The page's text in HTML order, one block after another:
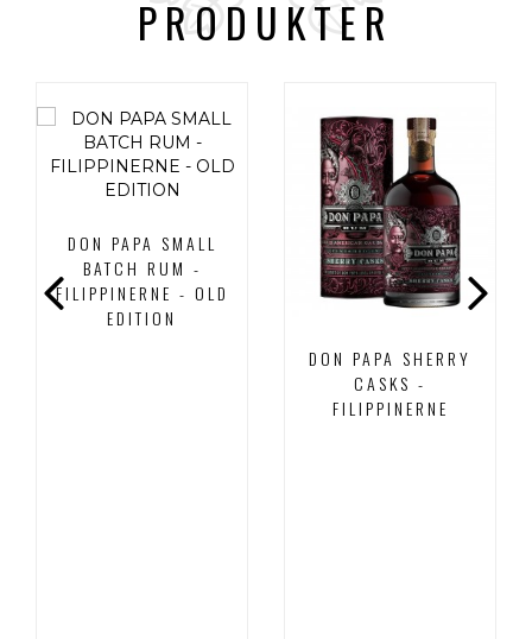
PRODUKTER
DON PAPA SMALL
BATCH RUM -
FILIPPINERNE - OLD
EDITION
DON PAPA SHERRY
CASKS -
FILIPPINERNE